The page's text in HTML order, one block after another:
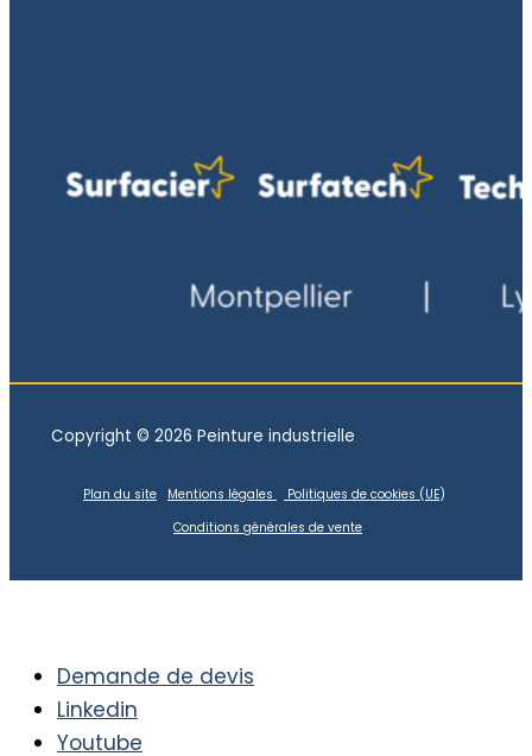
Copyright © 2026 Peinture industrielle
Plan du site Mentions légales Politiques de cookies (UE)
Conditions générales de vente
Demande de devis
Linkedin
Youtube